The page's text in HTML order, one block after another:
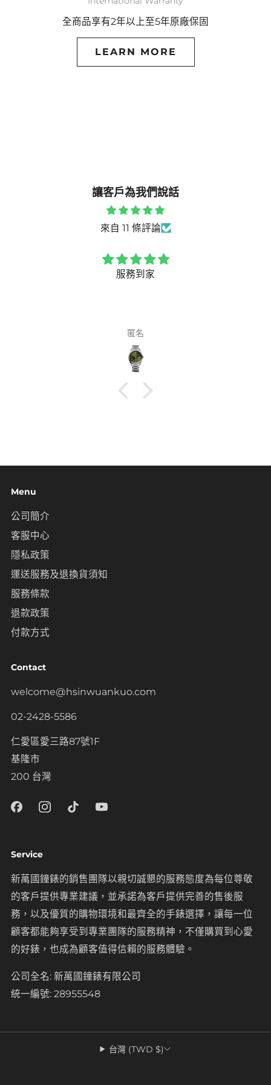
全商品享有2年以上至5年原廠保固
LEARN MORE
讓客戶為我們說話
來自 11 條評論
服務到家
匿名
Menu
公司簡介
客服中心
隱私政策
運送服務及退換貨須知
服務條款
退款政策
付款方式
Contact
welcome@hsinwuankuo.com
02-2428-5586
仁愛區愛三路87號1F
基隆市
200 台灣
Service
新萬國鐘錶的銷售團隊以親切誠懇的服務態度為每位尊敬
的客戶提供專業建議，並承諾為客戶提供完善的售後服
務，以及優質的購物環境和最齊全的手錶選擇，讓每一位
顧客都能夠享受到專業團隊的服務精神，不僅購買到心愛
的好錶，也成為顧客值得信賴的服務體驗。
公司全名: 新萬國鐘錶有限公司
統一編號: 28955548
台灣 (TWD $)